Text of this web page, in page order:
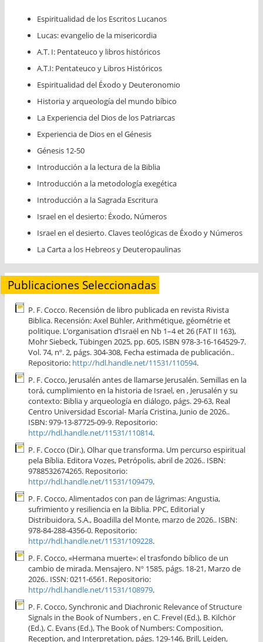
Espiritualidad de los Escritos Lucanos
Lucas: evangelio de la misericordia
A.T. I: Pentateuco y libros históricos
A.T.I: Pentateuco y Libros Históricos
Espiritualidad del Éxodo y Deuteronomio
Historia y arqueología del mundo bíbico
La Experiencia del Dios de los Patriarcas
Experiencia de Dios en el Génesis
Génesis 12-50
Introducción a la lectura de la Biblia
Introducción a la metodología exegética
Introducción a la Sagrada Escritura
Israel en el desierto: Éxodo, Números
Israel en el desierto. Claves teológicas de Éxodo y Números
La Carta a los Hebreos y Deuteropaulinas
Publicaciones Seleccionadas
P. F. Cocco. Recensión de libro publicada en revista Rivista
Biblica. Recensión: Axel Bühler, Arithmétique, géométrie et
politique. L’organisation d’Israël en Nb 1–4 et 26 (FAT II 163),
Mohr Siebeck, Tübingen 2025, pp. 605, ISBN 978-3-16-164529-7.
Vol. 74, nº. 2, págs. 304-308, Fecha estimada de publicación..
Repositorio: http://hdl.handle.net/11531/110594.
P. F. Cocco, Jerusalén antes de llamarse Jerusalén. Semillas en la
torá, cumplimiento en la historia de Israel, en , Jerusalén y su
contexto: Biblia y arqueología en diálogo, págs. 29-63, Real
Centro Universidad Escorial- María Cristina, Junio de 2026..
ISBN: 979-13-87725-09-9. Repositorio:
http://hdl.handle.net/11531/110814.
P. F. Cocco (Dir.), Olhar que transforma. Um percurso espiritual
pela Bíblia. Editora Vozes, Petrópolis, abril de 2026.. ISBN:
9788532674265. Repositorio:
http://hdl.handle.net/11531/109479.
P. F. Cocco, Alimentados con pan de lágrimas: Angustia,
sufrimiento y resiliencia en la Biblia. PPC, Editorial y
Distribuidora, S.A., Boadilla del Monte, marzo de 2026.. ISBN:
978-84-288-4356-0. Repositorio:
http://hdl.handle.net/11531/109228.
P. F. Cocco, «Hermana muerte»: el trasfondo bíblico de un
cambio de mirada. Mensajero. Nº 1585, págs. 18-21, Marzo de
2026.. ISSN: 0211-6561. Repositorio:
http://hdl.handle.net/11531/108979.
P. F. Cocco, Synchronic and Diachronic Relevance of Structure
Signals in the Book of Numbers , en C. Frevel (Ed.), B. Kilchör
(Ed.), C. Evans (Ed.), The Book of Numbers: Composition,
Reception, and Interpretation, págs. 129-146, Brill, Leiden,